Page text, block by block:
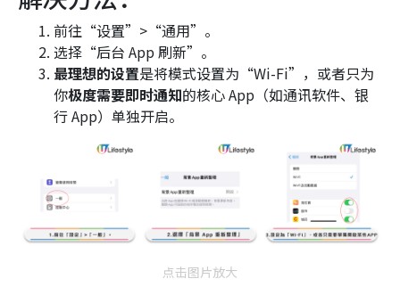
前往“设置”>“通用”。
选择“后台 App 刷新”。
最理想的设置是将模式设置为“Wi-Fi”，或者只为
你极度需要即时通知的核心 App（如通讯软件、银
行 App）单独开启。
点击图片放大